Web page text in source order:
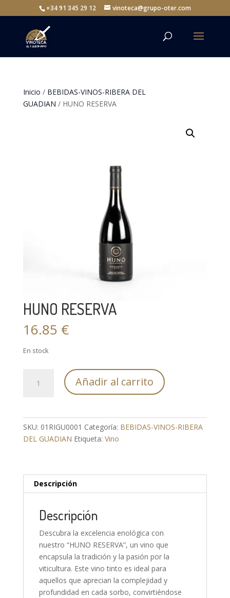
+34 91 345 29 12 vinoteca@grupo-oter.com
Inicio / BEBIDAS-VINOS-RIBERA DEL
GUADIAN / HUNO RESERVA
HUNO RESERVA
16.85 €
En stock
RESERVA
Añadir al carrito
SKU: 01RIGU0001 Categoría: BEBIDAS-VINOS-RIBERA
DEL GUADIAN Etiqueta: Vino
Descripción
Descripción
Descubra la excelencia enológica con
nuestro “HUNO RESERVA”, un vino que
encapsula la tradición y la pasión por la
viticultura. Este vino tinto es ideal para
aquellos que aprecian la complejidad y
profundidad en cada sorbo, convirtiéndose